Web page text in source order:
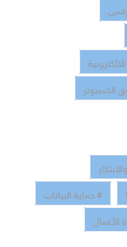
الكمبيوتر
# حماية البيانات
الأعمال